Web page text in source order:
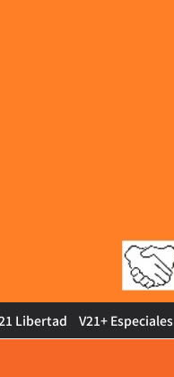
Libertad V21+ Especiales